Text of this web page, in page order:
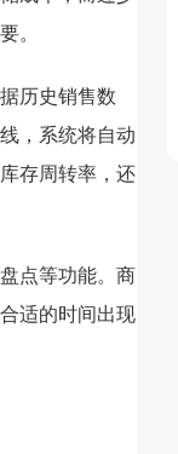
。
历史销售数
，系统将自动
存周转率，还
点等功能。商
适的时间出现